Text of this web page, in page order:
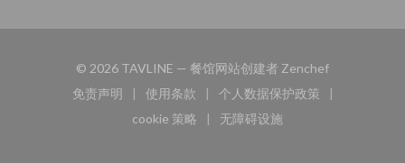
© 2026 TAVLINE — 餐馆网站创建者 Zenchef((在新窗口中
免责声明
((在新窗口中打开))
使用条款
((在新窗口中打开))
个人数据保护政策
((在新窗口中打开))
cookie 策略
((在新窗口中打开))
无障碍设施
((在新窗口中打开))